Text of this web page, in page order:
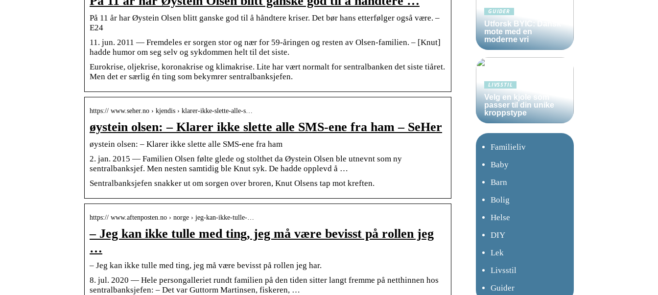
På 11 år har Øystein Olsen blitt ganske god til å håndtere kriser. Det bør hans etterfølger også være. –
E24
11. jun. 2011 — Fremdeles er sorgen stor og nær for 59-åringen og resten av Olsen-familien. – [Knut]
hadde humor om seg selv og sykdommen helt til det siste.
Eurokrise, oljekrise, koronakrise og klimakrise. Lite har vært normalt for sentralbanken det siste tiåret.
Men det er særlig én ting som bekymrer sentralbanksjefen.
https:// www.seher.no › kjendis › klarer-ikke-slette-alle-s…
øystein olsen: – Klarer ikke slette alle SMS-ene fra ham – SeHer
øystein olsen: – Klarer ikke slette alle SMS-ene fra ham
2. jan. 2015 — Familien Olsen følte glede og stolthet da Øystein Olsen ble utnevnt som ny
sentralbanksjef. Men nesten samtidig ble Knut syk. De hadde opplevd å …
Sentralbanksjefen snakker ut om sorgen over broren, Knut Olsens tap mot kreften.
https:// www.aftenposten.no › norge › jeg-kan-ikke-tulle-…
– Jeg kan ikke tulle med ting, jeg må være bevisst på rollen jeg
…
– Jeg kan ikke tulle med ting, jeg må være bevisst på rollen jeg har.
8. jul. 2020 — Hele persongalleriet rundt familien på den tiden sitter langt fremme på netthinnen hos
sentralbanksjefen: – Det var Guttorm Martinsen, fiskeren, …
GUIDER
Utforsk BYIC: Dansk
mote med en
moderne vri
LIVSSTIL
Velg en kjole som
passer til din unike
kroppstype
Familieliv
Baby
Barn
Bolig
Helse
DIY
Lek
Livsstil
Guider